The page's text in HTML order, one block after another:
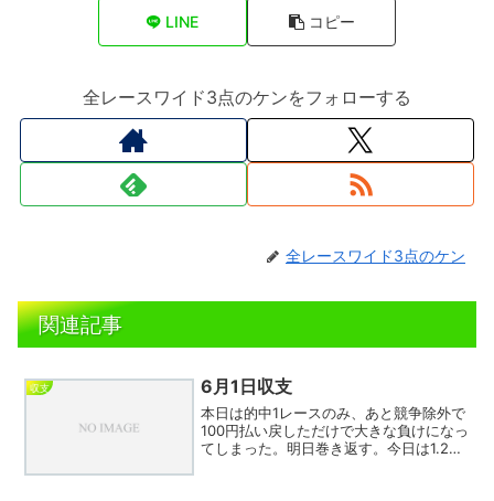
LINE コピー
全レースワイド3点のケンをフォローする
全レースワイド3点のケン
関連記事
収支 6月1日収支
本日は的中1レースのみ、あと競争除外で
100円払い戻しただけで大きな負けになっ
てしまった。明日巻き返す。今日は1.2指